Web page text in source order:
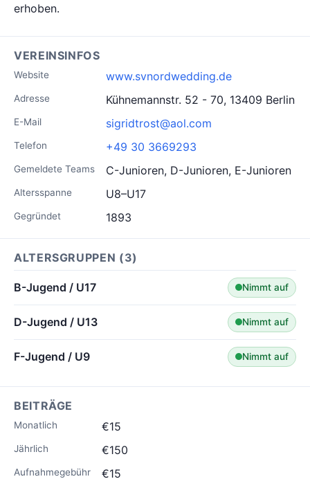
erhoben.
VEREINSINFOS
Website www.svnordwedding.de
Adresse Kühnemannstr. 52 - 70, 13409 Berlin
E-Mail sigridtrost@aol.com
Telefon +49 30 3669293
Gemeldete Teams C-Junioren, D-Junioren, E-Junioren
Altersspanne U8–U17
Gegründet 1893
ALTERSGRUPPEN (3)
B-Jugend / U17 Nimmt auf
D-Jugend / U13 Nimmt auf
F-Jugend / U9 Nimmt auf
BEITRÄGE
Monatlich €15
Jährlich €150
Aufnahmegebühr €15